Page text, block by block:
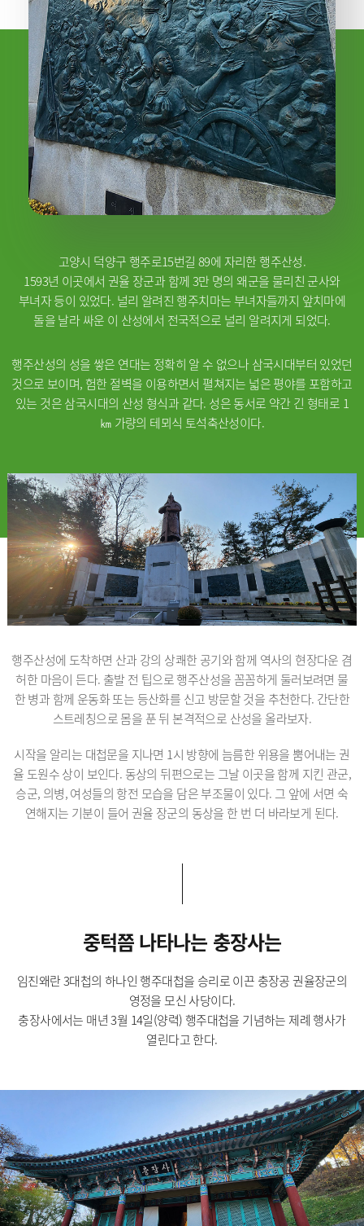
고양시 덕양구 행주로15번길 89에 자리한 행주산성.
1593년 이곳에서 권율 장군과 함께 3만 명의 왜군을 물리친 군사와
부녀자 등이 있었다. 널리 알려진 행주치마는 부녀자들까지 앞치마에
돌을 날라 싸운 이 산성에서 전국적으로 널리 알려지게 되었다.
행주산성의 성을 쌓은 연대는 정확히 알 수 없으나 삼국시대부터 있었던
것으로 보이며, 험한 절벽을 이용하면서 펼쳐지는 넓은 평야를 포함하고
있는 것은 삼국시대의 산성 형식과 같다. 성은 동서로 약간 긴 형태로 1
㎞ 가량의 테뫼식 토석축산성이다.
행주산성에 도착하면 산과 강의 상쾌한 공기와 함께 역사의 현장다운 겸
허한 마음이 든다. 출발 전 팁으로 행주산성을 꼼꼼하게 둘러보려면 물
한 병과 함께 운동화 또는 등산화를 신고 방문할 것을 추천한다. 간단한
스트레칭으로 몸을 푼 뒤 본격적으로 산성을 올라보자.
시작을 알리는 대첩문을 지나면 1시 방향에 늠름한 위용을 뿜어내는 권
율 도원수 상이 보인다. 동상의 뒤편으로는 그날 이곳을 함께 지킨 관군,
승군, 의병, 여성들의 항전 모습을 담은 부조물이 있다. 그 앞에 서면 숙
연해지는 기분이 들어 권율 장군의 동상을 한 번 더 바라보게 된다.
중턱쯤 나타나는 충장사는
임진왜란 3대첩의 하나인 행주대첩을 승리로 이끈 충장공 권율장군의
영정을 모신 사당이다.
충장사에서는 매년 3월 14일(양력) 행주대첩을 기념하는 제례 행사가
열린다고 한다.